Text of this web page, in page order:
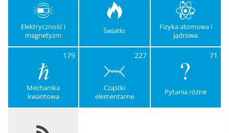
Elektryczność i
magnetyzm
Światło
Fizyka atomowa i
jądrowa
179
Mechanika
kwantowa
227
Cząstki
elementarne
71
Pytania różne